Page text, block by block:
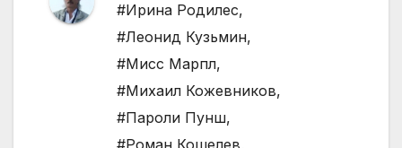
#Ирина Родилес,
#Леонид Кузьмин,
#Мисс Марпл,
#Михаил Кожевников,
#Пароли Пунш,